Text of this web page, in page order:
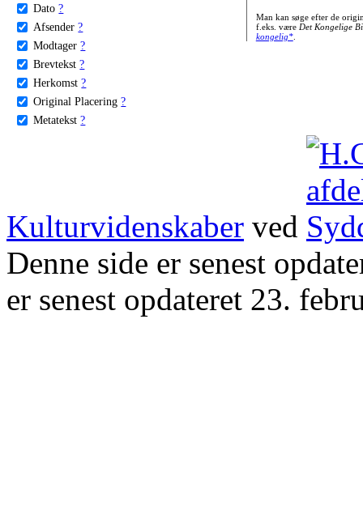
Dato ?
Afsender ?
Modtager ?
Brevtekst ?
Herkomst ?
Original Placering ?
Metatekst ?
Man kan søge efter de
f.eks. være Det Kongelige
kongelig*.
Kulturvidenskaber ved
Denne side er senest
er senest opdateret 23.